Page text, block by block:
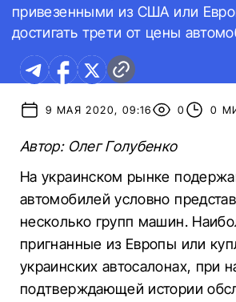
привезенными из США или
достигать трети от цены
9 МАЯ 2020, 09:16 0 0
Автор: Олег Голубенко
На украинском рынке
автомобилей условно
несколько групп машин.
пригнанные из Европы или
украинских автосалонах, при
подтверждающей истории